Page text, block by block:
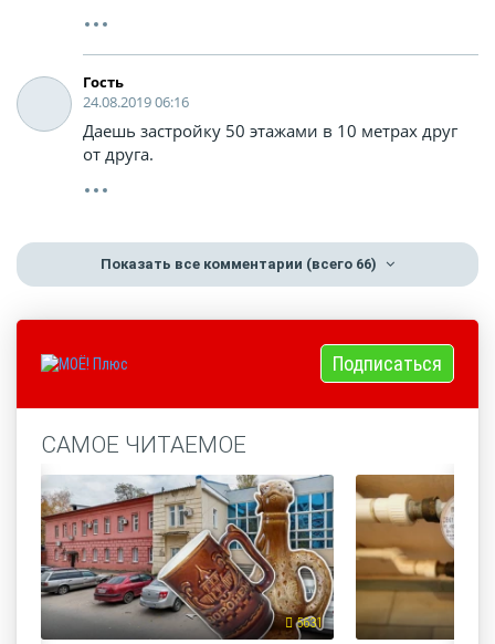
Гость
24.08.2019 06:16
Даешь застройку 50 этажами в 10 метрах друг
от друга.
Показать все комментарии (всего 66)
Подписаться
САМОЕ ЧИТАЕМОЕ
5631